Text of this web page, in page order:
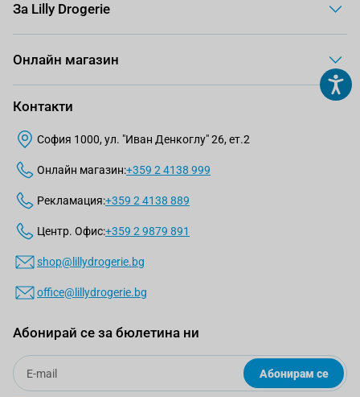
За Lilly Drogerie
Онлайн магазин
Контакти
София 1000, ул. "Иван Денкоглу" 26, ет.2
Онлайн магазин:+359 2 4138 999
Рекламация:+359 2 4138 889
Центр. Офис:+359 2 9879 891
shop@lillydrogerie.bg
office@lillydrogerie.bg
Абонирай се за бюлетина ни
Email
Абонирам се